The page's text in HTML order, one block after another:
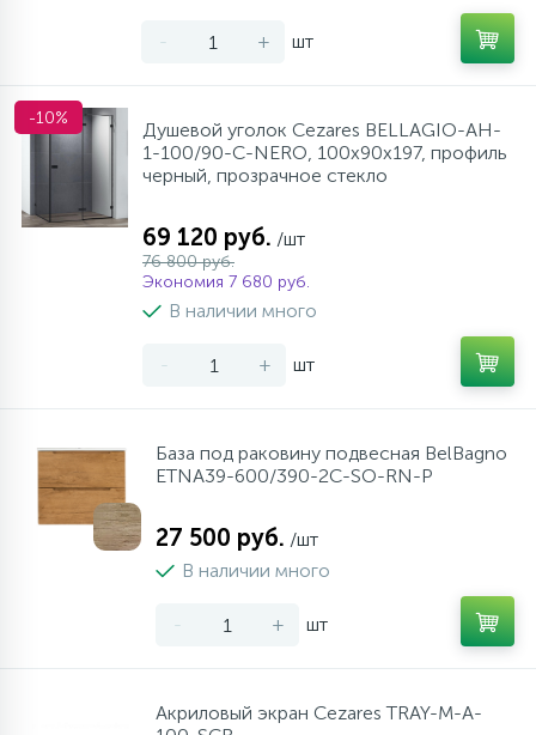
- + шт
-10%
Душевой уголок Cezares BELLAGIO-AH-
1-100/90-C-NERO, 100х90х197, профиль
черный, прозрачное стекло
69 120 руб. /шт
76 800 руб.
Экономия 7 680 руб.
В наличии много
- + шт
База под раковину подвесная BelBagno
ETNA39-600/390-2C-SO-RN-P
27 500 руб. /шт
В наличии много
- + шт
Акриловый экран Cezares TRAY-M-A-